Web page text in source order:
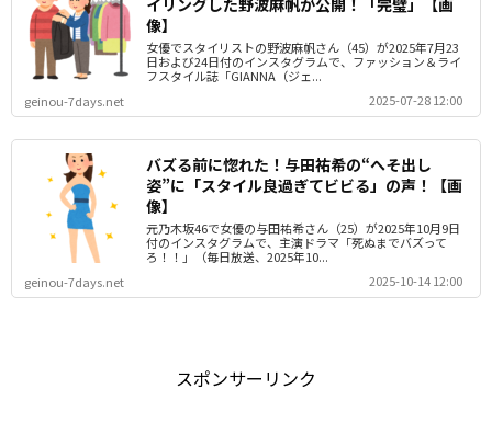
像】
女優でスタイリストの野波麻帆さん（45）が2025年7月23
日および24日付のインスタグラムで、ファッション＆ライ
フスタイル誌「GIANNA（ジェ...
geinou-7days.net
2025-07-28 12:00
バズる前に惚れた！与田祐希の“へそ出し
姿”に「スタイル良過ぎてビビる」の声！【画
像】
元乃木坂46で女優の与田祐希さん（25）が2025年10月9日
付のインスタグラムで、主演ドラマ「死ぬまでバズって
ろ！！」（毎日放送、2025年10...
geinou-7days.net
2025-10-14 12:00
スポンサーリンク